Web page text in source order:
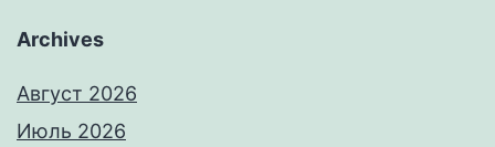
Archives
Август 2026
Июль 2026